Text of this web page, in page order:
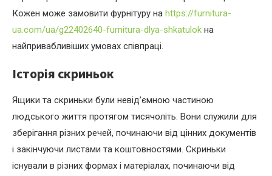
Кожен може замовити фурнітуру на https://furnitura-
ua.com/ua/g22402640-furnitura-dlya-shkatulok на
найпривабливіших умовах співпраці.
Історія скриньок
Ящики та скриньки були невід’ємною частиною
людського життя протягом тисячоліть. Вони служили для
зберігання різних речей, починаючи від цінних документів
і закінчуючи листами та коштовностями. Скриньки
існували в різних формах і матеріалах, починаючи від